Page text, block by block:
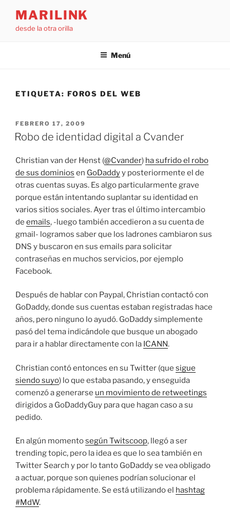
contenido
MARILINK
desde la otra orilla
Menú
ETIQUETA: FOROS DEL WEB
PUBLICADO
EL
FEBRERO 17, 2009
Robo de identidad digital a Cvander
Christian van der Henst (@Cvander) ha sufrido el robo
de sus dominios en GoDaddyy posteriormente el de
otras cuentas suyas. Es algo particularmente grave
porque están intentando suplantar su identidad en
varios sitios sociales. Ayer tras el último intercambio
de emails, -luego también accedieron a su cuenta de
gmail- logramos saber que los ladrones cambiaron sus
DNS y buscaron en sus emails para solicitar
contraseñas en muchos servicios, por ejemplo
Facebook.
Después de hablar con Paypal, Christian contactó con
GoDaddy, donde sus cuentas estaban registradas hace
años, pero ninguno lo ayudó. GoDaddy simplemente
pasó del tema indicándole que busque un abogado
para ir a hablar directamente con la ICANN.
Christian contó entonces en su Twitter (que sigue
siendo suyo) lo que estaba pasando, y enseguida
comenzó a generarse un movimiento de retweetings
dirigidos a GoDaddyGuy para que hagan caso a su
pedido.
En algún momentosegún Twitscoop, llegó a ser
trending topic, pero la idea es que lo sea también en
Twitter Search y por lo tanto GoDaddy se vea obligado
a actuar, porque son quienes podrían solucionar el
problema rápidamente. Se está utilizando el hashtag
#MdW.